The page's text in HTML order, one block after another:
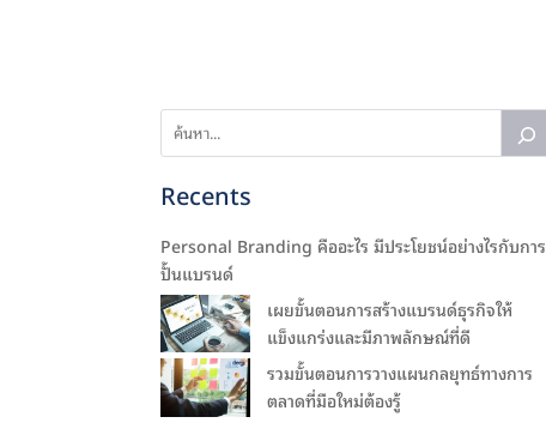
Recents
Personal Branding คืออะไร มีประโยชน์อย่างไรกับการ
ปั้นแบรนด์
เผยขั้นตอนการสร้างแบรนด์ธุรกิจให้
แข็งแกร่งและมีภาพลักษณ์ที่ดี
รวมขั้นตอนการวางแผนกลยุทธ์ทางการ
ตลาดที่มือใหม่ต้องรู้